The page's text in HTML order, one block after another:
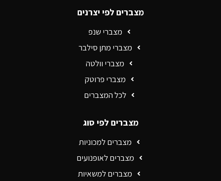
מצברים לפי יצרנים
מצברי שנפ
מצברי מתן סילבר
מצברי וולטה
מצברי פרוטק
לכל המצברים
מצברים לפי סוג
מצברים למכוניות
מצברים לאופנועים
מצברים למשאיות